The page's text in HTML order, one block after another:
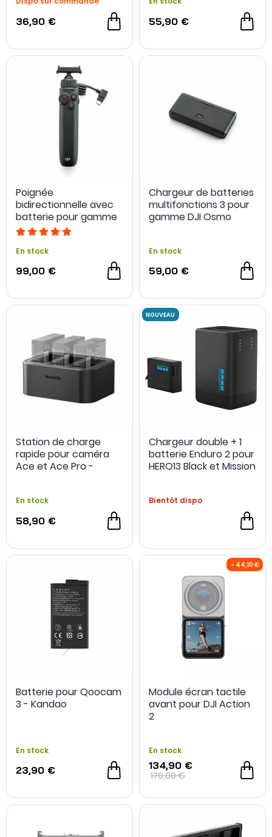
36,90 € 55,90 €
Poignée
bidirectionnelle avec
batterie pour gamme
DJI Osmo Action
En stock
99,00 €
Chargeur de batteries
multifonctions 3 pour
gamme DJI Osmo
En stock
59,00 €
Station de charge
rapide pour caméra
Ace et Ace Pro -
En stock
58,90 €
Chargeur double + 1
batterie Enduro 2 pour
HERO13 Black et Mission
Bientôt dispo
Batterie pour Qoocam
3 - Kandao
En stock
23,90 €
Module écran tactile
avant pour DJI Action
2
En stock
134,90 €
179,00 €